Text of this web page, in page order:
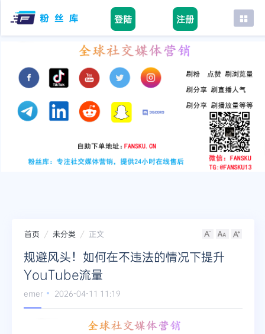
登陆 注册
首页
tiktok
youtube
instagram
首页 未分类 正文
规避风头！如何在不违法的情况下提升
YouTube流量
emer 2026-04-11 11:19